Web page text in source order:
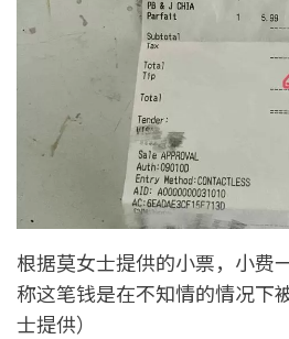
根据莫女士提供的小票，小费
称这笔钱是在不知情的情况下
士提供）